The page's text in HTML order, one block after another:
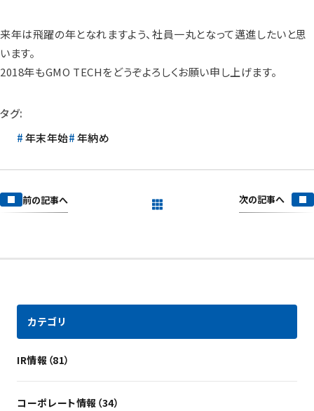
来年は飛躍の年となれますよう、社員一丸となって邁進したいと思
います。
2018年もGMO TECHをどうぞよろしくお願い申し上げます。
タグ:
年末年始
年納め
前の記事へ 次の記事へ
カテゴリ
IR情報（81）
コーポレート情報（34）